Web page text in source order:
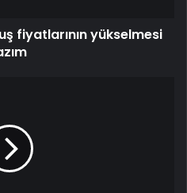
fiyatlarının yükselmesi